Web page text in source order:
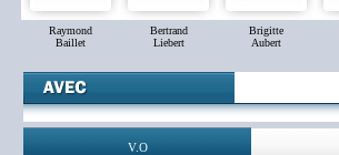
Raymond
Baillet
Bertrand
Liebert
Brigitte
Aubert
V.O